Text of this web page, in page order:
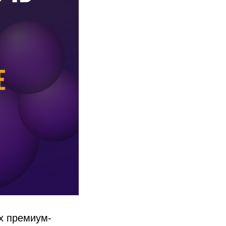
премиум-